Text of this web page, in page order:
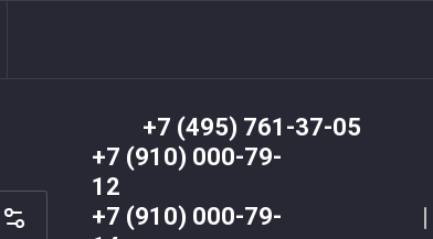
+7 (495) 761-37-05
+7 (910) 000-79-
12
+7 (910) 000-79-